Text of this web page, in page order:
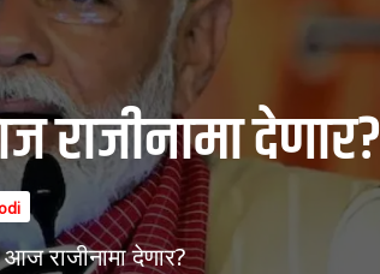
राजीनामा देणार?
राजीनामा देणार?